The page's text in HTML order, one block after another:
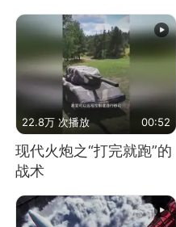
22.8万 次播放 00:52
现代火炮之“打完就跑”的
战术